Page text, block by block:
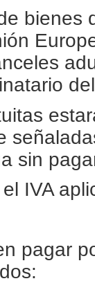
bienes
sin
IVA
pagar